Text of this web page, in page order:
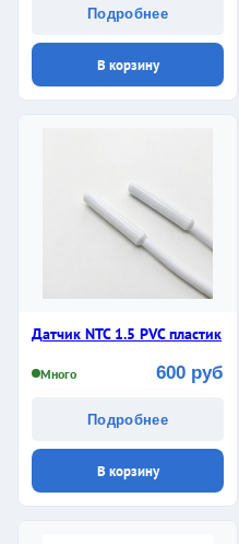
Подробнее
В корзину
Датчик NTC 1.5 PVC пластик
Много 600 руб
Подробнее
В корзину